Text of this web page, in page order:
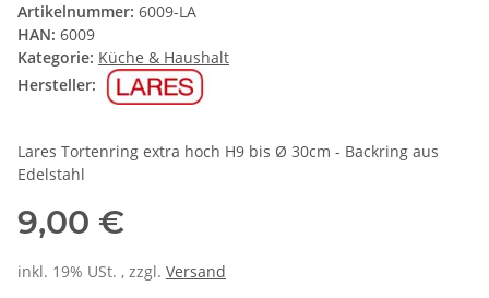
Artikelnummer: 6009-LA
HAN: 6009
Kategorie: Küche & Haushalt
Hersteller:
Lares Tortenring extra hoch H9 bis Ø 30cm - Backring aus
Edelstahl
9,00 €
inkl. 19% USt. , zzgl. Versand